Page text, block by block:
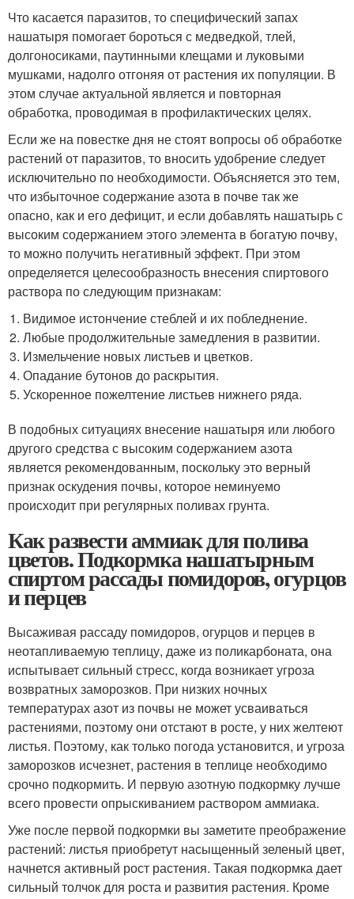
Что касается паразитов, то специфический запах
нашатыря помогает бороться с медведкой, тлей,
долгоносиками, паутинными клещами и луковыми
мушками, надолго отгоняя от растения их популяции. В
этом случае актуальной является и повторная
обработка, проводимая в профилактических целях.
Если же на повестке дня не стоят вопросы об обработке
растений от паразитов, то вносить удобрение следует
исключительно по необходимости. Объясняется это тем,
что избыточное содержание азота в почве так же
опасно, как и его дефицит, и если добавлять нашатырь с
высоким содержанием этого элемента в богатую почву,
то можно получить негативный эффект. При этом
определяется целесообразность внесения спиртового
раствора по следующим признакам:
Видимое истончение стеблей и их побледнение.
Любые продолжительные замедления в развитии.
Измельчение новых листьев и цветков.
Опадание бутонов до раскрытия.
Ускоренное пожелтение листьев нижнего ряда.
В подобных ситуациях внесение нашатыря или любого
другого средства с высоким содержанием азота
является рекомендованным, поскольку это верный
признак оскудения почвы, которое неминуемо
происходит при регулярных поливах грунта.
Как развести аммиак для полива
цветов. Подкормка нашатырным
спиртом рассады помидоров, огурцов
и перцев
Высаживая рассаду помидоров, огурцов и перцев в
неотапливаемую теплицу, даже из поликарбоната, она
испытывает сильный стресс, когда возникает угроза
возвратных заморозков. При низких ночных
температурах азот из почвы не может усваиваться
растениями, поэтому они отстают в росте, у них желтеют
листья. Поэтому, как только погода установится, и угроза
заморозков исчезнет, растения в теплице необходимо
срочно подкормить. И первую азотную подкормку лучше
всего провести опрыскиванием раствором аммиака.
Уже после первой подкормки вы заметите преображение
растений: листья приобретут насыщенный зеленый цвет,
начнется активный рост растения. Такая подкормка дает
сильный толчок для роста и развития растения. Кроме